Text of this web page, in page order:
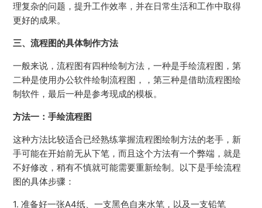
理复杂的问题，提升工作效率，并在日常生活和工作中取得
更好的成果。
三、流程图的具体制作方法
一般来说，流程图有四种绘制方法，一种是手绘流程图，第
二种是使用办公软件绘制流程图，，第三种是借助流程图绘
制软件，最后一种是参考现成的模板。
方法一：手绘流程图
这种方法比较适合已经熟练掌握流程图绘制方法的老手，新
手可能在开始前无从下笔，而且这个方法有一个弊端，就是
不好修改，稍有不慎就可能需要重新绘制。以下是手绘流程
图的具体步骤：
1. 准备好一张A4纸、一支黑色自来水笔，以及一支铅笔